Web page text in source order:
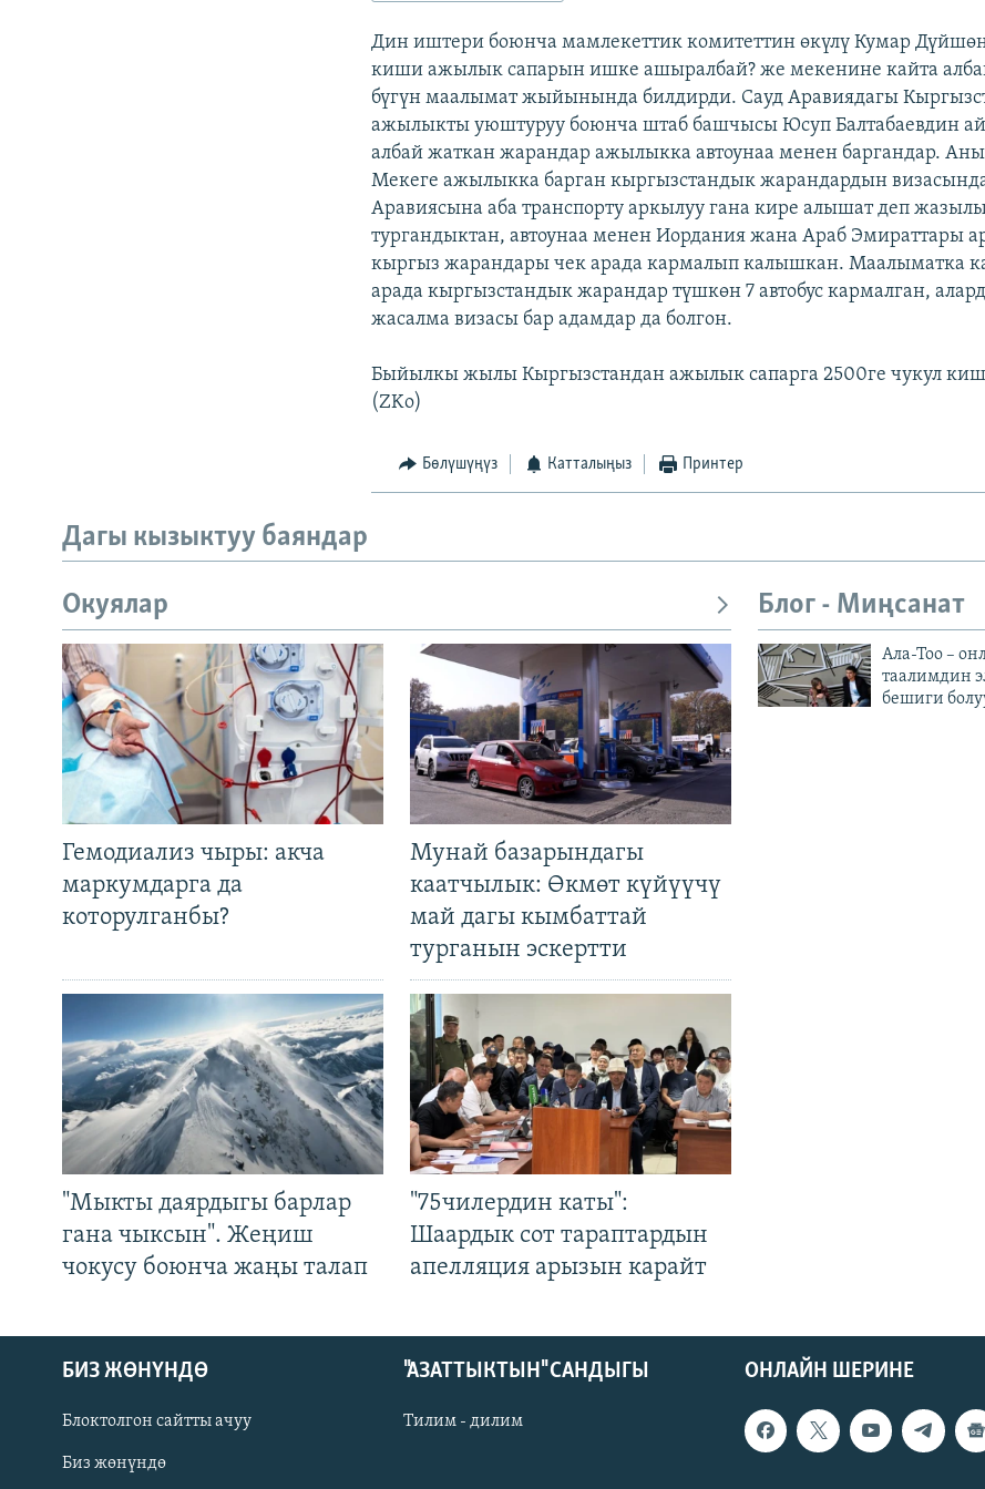
Дин иштери боюнча мамлекеттик комитеттин өкүлү Кумар
киши ажылык сапарын ишке ашыралбай? же мекенине кайта
бүгүн маалымат жыйынында билдирди. Сауд Аравиядагы
ажылыкты уюштуруу боюнча штаб башчысы Юсуп Балтабаевдин
албай жаткан жарандар ажылыкка автоунаа менен баргандар.
Мекеге ажылыкка барган кыргызстандык жарандардын
Аравиясына аба транспорту аркылуу гана кире алышат деп
тургандыктан, автоунаа менен Иордания жана Араб Эмираттары
кыргыз жарандары чек арада кармалып калышкан. Маалыматка
арада кыргызстандык жарандар түшкөн 7 автобус кармалган,
жасалма визасы бар адамдар да болгон.
Быйылкы жылы Кыргызстандан ажылык сапарга 2500ге чукул
(ZKo)
Бөлүшүңүз Катталыңыз Принтер
Дагы кызыктуу баяндар
Окуялар
Гемодиализ чыры: акча
маркумдарга да
которулганбы?
Мунай базарындагы
каатчылык: Өкмөт күйүүчү
май дагы кымбаттай
турганын эскертти
"Мыкты даярдыгы барлар
гана чыксын". Жеңиш
чокусу боюнча жаңы талап
"75чилердин каты":
Шаардык сот тараптардын
апелляция арызын карайт
Блог - Миңсанат
Ала-Тоо –
таалимдин
бешиги
ОНЛАЙН ШЕРИНЕ
БИЗ ЖӨНҮНДӨ
Блоктолгон сайтты ачуу
Биз жөнүндө
"АЗАТТЫКТЫН" САНДЫГЫ
Тилим - дилим